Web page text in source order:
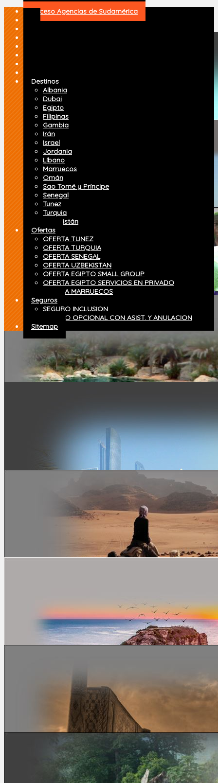
Acceso Agencias de Sudamérica
Destinos
Albania
Dubai
Egipto
Filipinas
Gambia
Irán
Israel
Jordania
Líbano
Marruecos
Omán
Sao Tomé y Príncipe
Senegal
Tunez
Turquia
Uzbekistán
Ofertas
OFERTA TUNEZ
OFERTA TURQUIA
OFERTA SENEGAL
OFERTA UZBEKISTAN
OFERTA EGIPTO SMALL GROUP
OFERTA EGIPTO SERVICIOS EN PRIVADO
OFERTA MARRUECOS
Seguros
SEGURO INCLUSION
SEGURO OPCIONAL CON ASIST. Y ANULACION
Sitemap